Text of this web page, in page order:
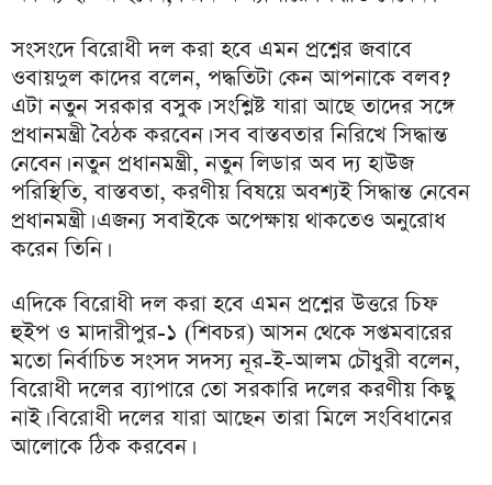
সংসংদে বিরোধী দল করা হবে এমন প্রশ্নের জবাবে
ওবায়দুল কাদের বলেন, পদ্ধতিটা কেন আপনাকে বলব?
এটা নতুন সরকার বসুক। সংশ্লিষ্ট যারা আছে তাদের সঙ্গে
প্রধানমন্ত্রী বৈঠক করবেন। সব বাস্তবতার নিরিখে সিদ্ধান্ত
নেবেন। নতুন প্রধানমন্ত্রী, নতুন লিডার অব দ্য হাউজ
পরিস্থিতি, বাস্তবতা, করণীয় বিষয়ে অবশ্যই সিদ্ধান্ত নেবেন
প্রধানমন্ত্রী। এজন্য সবাইকে অপেক্ষায় থাকতেও অনুরোধ
করেন তিনি।
এদিকে বিরোধী দল করা হবে এমন প্রশ্নের উত্তরে চিফ
হুইপ ও মাদারীপুর-১ (শিবচর) আসন থেকে সপ্তমবারের
মতো নির্বাচিত সংসদ সদস্য নূর-ই-আলম চৌধুরী বলেন,
বিরোধী দলের ব্যাপারে তো সরকারি দলের করণীয় কিছু
নাই। বিরোধী দলের যারা আছেন তারা মিলে সংবিধানের
আলোকে ঠিক করবেন।